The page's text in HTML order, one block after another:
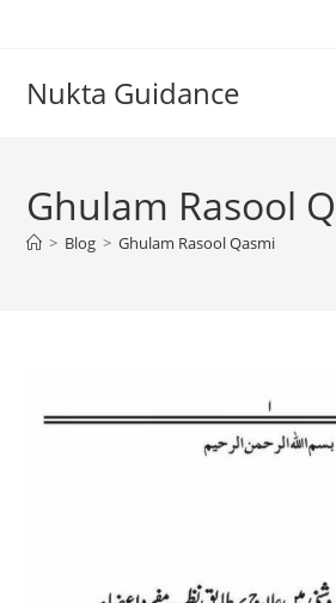
Nukta Guidance
Ghulam Rasool
> Blog > Ghulam Rasool Qasmi